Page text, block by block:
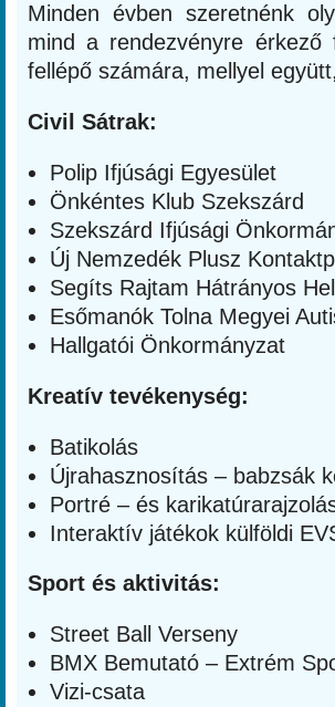
Minden évben szeretnénk
mind a rendezvényre
fellépő számára, mellyel
Civil Sátrak:
Polip Ifjúsági Egyesület
Önkéntes Klub Szekszárd
Szekszárd Ifjúsági
Új Nemzedék Plusz
Segíts Rajtam Hátrányos
Esőmanók Tolna Megyei
Hallgatói Önkormányzat
Kreatív tevékenység:
Batikolás
Újrahasznosítás – babzsák
Portré – és
Interaktív játékok külföldi
Sport és aktivitás:
Street Ball Verseny
BMX Bemutató – Extrém
Vizi-csata